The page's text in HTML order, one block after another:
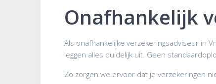
Onafhankelijk
Als onafhankelijke verzekeringsadviseur in
leggen alles duidelijk uit. Geen
Zo zorgen we ervoor dat je verzekeringen